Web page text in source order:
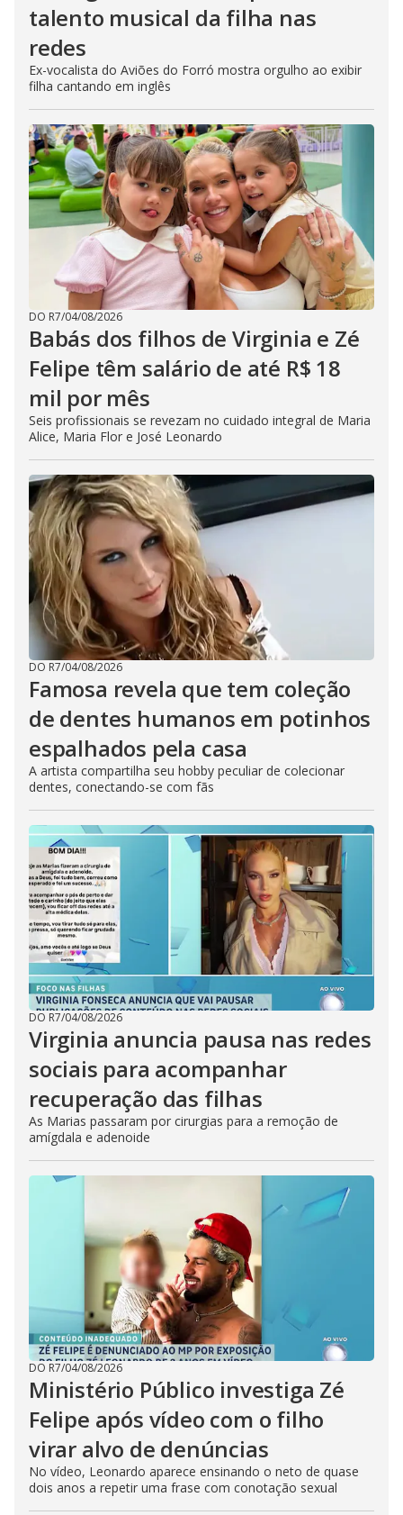
talento musical da filha nas
redes
Ex-vocalista do Aviões do Forró mostra orgulho ao exibir
filha cantando em inglês
DO R7/04/08/2026
Babás dos filhos de Virginia e Zé
Felipe têm salário de até R$ 18
mil por mês
Seis profissionais se revezam no cuidado integral de Maria
Alice, Maria Flor e José Leonardo
DO R7/04/08/2026
Famosa revela que tem coleção
de dentes humanos em potinhos
espalhados pela casa
A artista compartilha seu hobby peculiar de colecionar
dentes, conectando-se com fãs
DO R7/04/08/2026
Virginia anuncia pausa nas redes
sociais para acompanhar
recuperação das filhas
As Marias passaram por cirurgias para a remoção de
amígdala e adenoide
DO R7/04/08/2026
Ministério Público investiga Zé
Felipe após vídeo com o filho
virar alvo de denúncias
No vídeo, Leonardo aparece ensinando o neto de quase
dois anos a repetir uma frase com conotação sexual